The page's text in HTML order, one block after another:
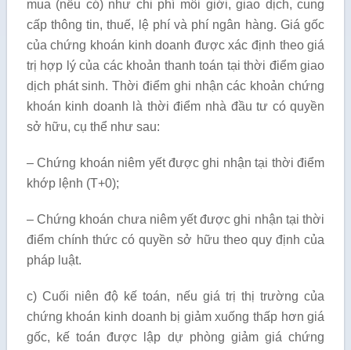
mua (nếu có) như chi phí môi giới, giao dịch, cung
cấp thông tin, thuế, lệ phí và phí ngân hàng. Giá gốc
của chứng khoán kinh doanh được xác định theo giá
trị hợp lý của các khoản thanh toán tại thời điểm giao
dịch phát sinh. Thời điểm ghi nhận các khoản chứng
khoán kinh doanh là thời điểm nhà đầu tư có quyền
sở hữu, cụ thể như sau:
– Chứng khoán niêm yết được ghi nhận tại thời điểm
khớp lệnh (T+0);
– Chứng khoán chưa niêm yết được ghi nhận tại thời
điểm chính thức có quyền sở hữu theo quy định của
pháp luật.
c) Cuối niên độ kế toán, nếu giá trị thị trường của
chứng khoán kinh doanh bị giảm xuống thấp hơn giá
gốc, kế toán được lập dự phòng giảm giá chứng